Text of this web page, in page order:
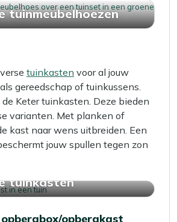
tuinmeubelhoezen
tuinkasten voor al jouw
gereedschap of tuinkussens.
Keter tuinkasten. Deze bieden
varianten. Met planken of
kast naar wens uitbreiden. Een
jouw spullen tegen zon
tuinkasten
opbergkast